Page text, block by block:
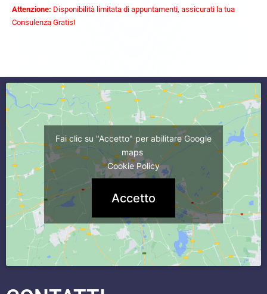
Attenzione: Disponibilità limitata di appuntamenti, assicurati la tua
Consulenza Gratis!
Fai clic su "Accetto" per abilitare Google
maps
Cookie Policy
Accetto